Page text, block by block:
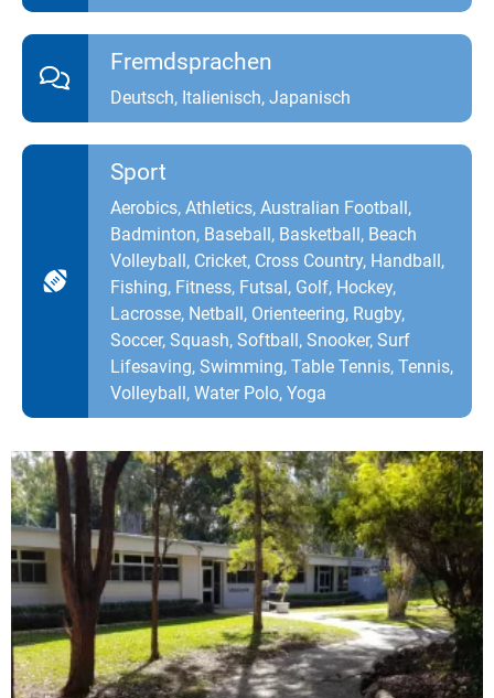
Fremdsprachen
Deutsch, Italienisch, Japanisch
Sport
Aerobics, Athletics, Australian Football,
Badminton, Baseball, Basketball, Beach
Volleyball, Cricket, Cross Country, Handball,
Fishing, Fitness, Futsal, Golf, Hockey,
Lacrosse, Netball, Orienteering, Rugby,
Soccer, Squash, Softball, Snooker, Surf
Lifesaving, Swimming, Table Tennis, Tennis,
Volleyball, Water Polo, Yoga